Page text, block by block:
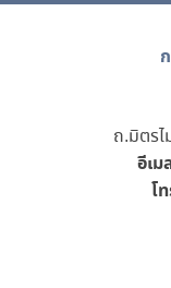
ถ.มิตร
อีเม
โ